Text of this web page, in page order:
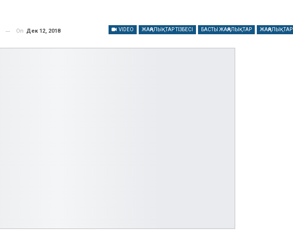
VIDEO ЖАҢАЛЫҚТАР ТІЗБЕСІ БАСТЫ ЖАҢАЛЫҚТАР ЖАҢАЛЫҚТАР
On Дек 12, 2018